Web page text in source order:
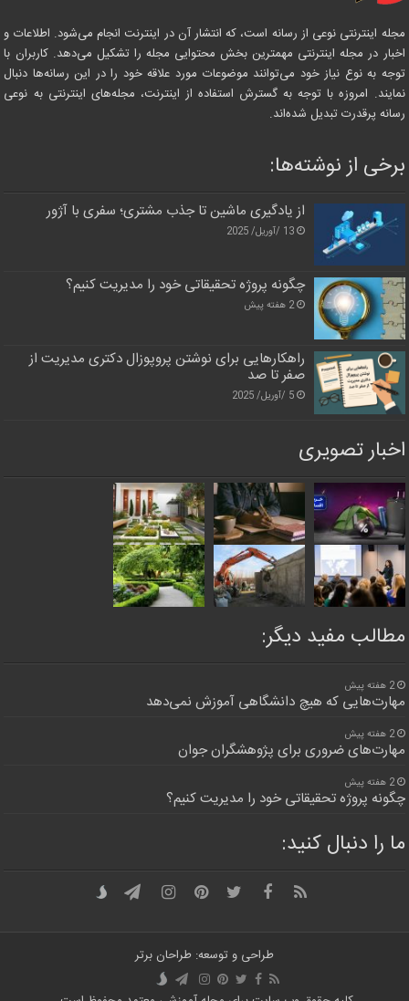
مجله اینترنتی نوعی از رسانه است، که انتشار آن در اینترنت انجام می‌شود. اطلاعات و
اخبار در مجله اینترنتی مهمترین بخش محتوایی مجله را تشکیل می‌دهد. کاربران با
توجه به نوع نیاز خود می‌توانند موضوعات مورد علاقه خود را در این رسانه‌ها دنبال
نمایند. امروزه با توجه به گسترش استفاده از اینترنت، مجله‌های اینترنتی به نوعی
رسانه پرقدرت تبدیل شده‌اند.
برخی از نوشته‌ها:
از یادگیری ماشین تا جذب مشتری؛ سفری با آژور
13 /آوریل/ 2025
چگونه پروژه تحقیقاتی خود را مدیریت کنیم؟
2 هفته پیش
راهکارهایی برای نوشتن پروپوزال دکتری مدیریت از
صفر تا صد
5 /آوریل/ 2025
اخبار تصویری
مطالب مفید دیگر:
2 هفته پیش
مهارت‌هایی که هیچ دانشگاهی آموزش نمی‌دهد
2 هفته پیش
مهارت‌های ضروری برای پژوهشگران جوان
2 هفته پیش
چگونه پروژه تحقیقاتی خود را مدیریت کنیم؟
ما را دنبال کنید:
طراحی و توسعه: طراحان برتر